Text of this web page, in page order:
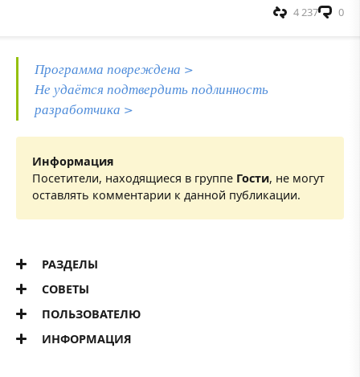
0
4 237
Программа повреждена >
Не удаётся подтвердить подлинность
разработчика >
Информация
Посетители, находящиеся в группе Гости, не могут
оставлять комментарии к данной публикации.
РАЗДЕЛЫ
СОВЕТЫ
ПОЛЬЗОВАТЕЛЮ
ИНФОРМАЦИЯ